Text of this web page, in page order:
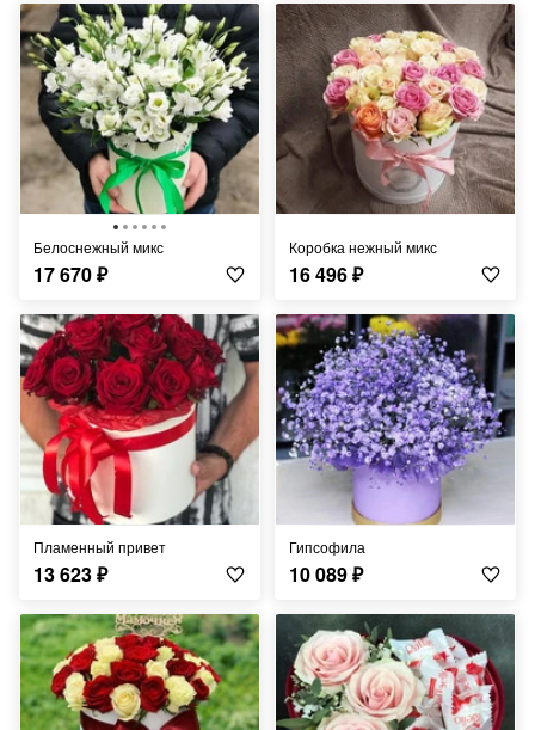
Белоснежный микс
17 670₽
Коробка нежный микс
16 496₽
Пламенный привет
13 623₽
Гипсофила
10 089₽